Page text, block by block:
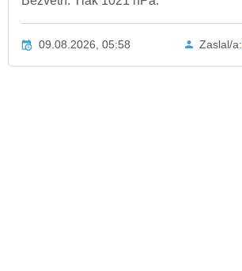
09.08.2026, 05:58 Zaslal/a: